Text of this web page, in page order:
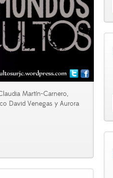
Martín-Carnero,
David Venegas y Aurora